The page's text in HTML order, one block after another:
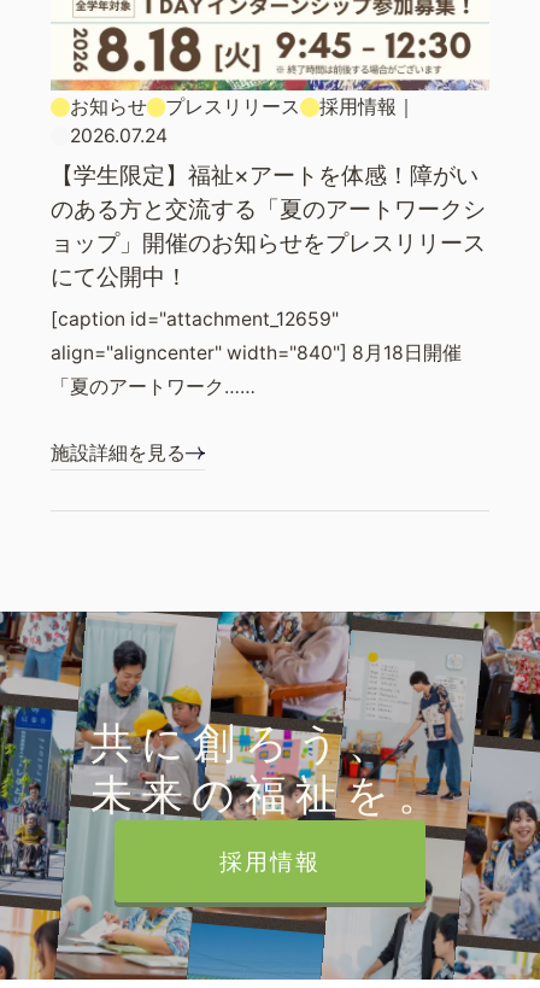
お知らせ プレスリリース 採用情報
2026.07.24
【学生限定】福祉×アートを体感！障がい
のある方と交流する「夏のアートワークシ
ョップ」開催のお知らせをプレスリリース
にて公開中！
[caption id="attachment_12659"
align="aligncenter" width="840"] 8月18日開催
「夏のアートワーク……
施設詳細を見る
共に創ろう、
未来の福祉を。
採用情報